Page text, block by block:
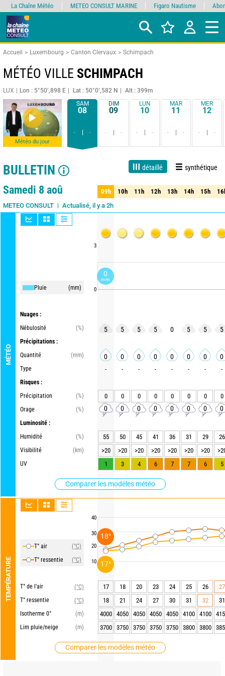
Accueil Luxembourg Canton Clervaux Schimpach
MÉTÉO VILLE SCHIMPACH
LUX Lon : 5°50’,898 E Lat : 50°0’,582 N Alt : 399m
Météo du jour
SAM
08
- -
DIM
09
- -
LUN
10
- -
MAR
11
- -
MER
12
- -
BULLETIN détaillé synthétique
1 jour 3 jours 7 jours 15 jours Fiabilité 90%
Samedi 8 aoû
METEO CONSULT Actualisé, il y a 2h
MÉTÉO
Pluie (mm)
Nuages :
Nébulosité
(%)
Précipitations :
Quantité
(mm)
Type
Risques :
Précipitation
(%)
Orage
(%)
Luminosité :
Humidité
(%)
Visibilité
(km)
UV
Comparer les modèles météo
TEMPÉRATURE
T° air
(°C)
T° ressentie
(°C)
T° de l'air
(°C)
T° ressentie
(°C)
Isotherme 0°
(m)
Lim pluie/neige
(m)
Comparer les modèles météo
3
0
40
30
20
10
09h 10h 11h 12h 13h 14h 15h
09h 10h 11h 12h 13h 14h 15h
5 5 5 5 0 5 5 5
0 0 0 0 0 0 0 0
- - - - - - - -
0 0 0 0 0 0 0 0
0 0 0 0 0 0 0 0
55 50 45 41 36 31 29
26
>20
>20 >20 >20 >20 >20 >20
1
3 4 6 7 7 6 5
17 18 20 23 24 25 26
27
18
21 24 27 30 31 32
31
4000
4050 4050 4050 4050 4100 4100
3700
3750 3750 3750 3750 3800 3800
La Chaîne Météo METEO CONSULT MARINE Figaro Nautisme
0
mm
17°
18°